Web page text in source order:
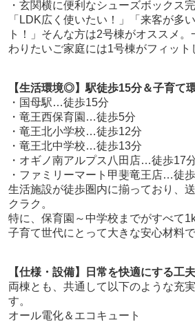
・玄関横に便利なシューズボックス
「LDK広く使いたい！」「来客が多
ト！」そんな方は2号棟がオススメ
わりたいご家庭には1号棟がフィット
【生活環境◎】駅徒歩15分＆子育て
・国母駅…徒歩15分
・竜王西保育園…徒歩5分
・竜王北小学校…徒歩12分
・竜王北中学校…徒歩13分
・オギノ南アルプス八田店…徒歩17
・ファミリーマート甲斐竜王店…徒
生活施設が徒歩圏内に揃っており、
クラク。
特に、保育園～中学校までがすべて
子育て世代にとって大きな安心材料で
【仕様・設備】日常を快適にする工
両棟とも、共通して以下のような充
す。
オール電化＆エコキュート